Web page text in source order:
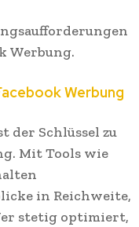
Werbung.
Werbung
Schlüssel zu
Mit Tools wie
in Reichweite,
stetig optimiert,